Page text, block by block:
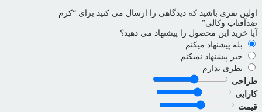
اولین نفری باشید که دیدگاهی را ارسال می کنید برای “کرم
ضدآفتاب وکالی”
آیا خرید این محصول را پیشنهاد می دهید؟
بله پیشنهاد میکنم
خیر پیشنهاد نمیکنم
نظری ندارم
طراحی
کارایی
قیمت